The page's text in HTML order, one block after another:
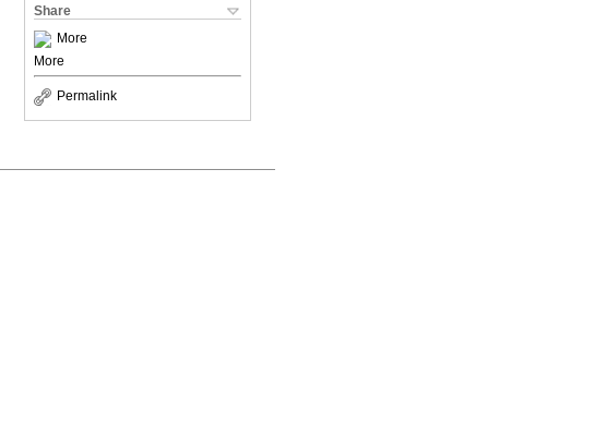
Share
More
More
Permalink